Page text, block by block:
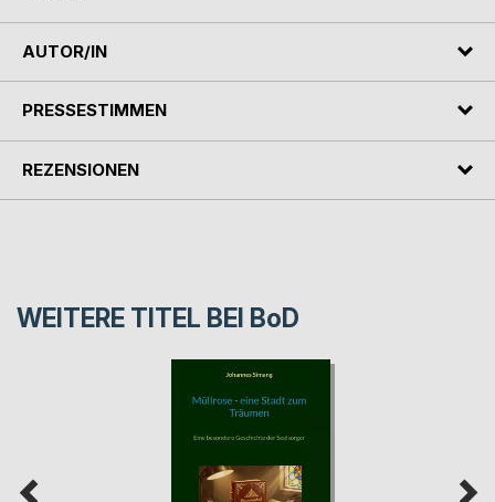
AUTOR/IN
PRESSESTIMMEN
REZENSIONEN
WEITERE TITEL BEI BoD